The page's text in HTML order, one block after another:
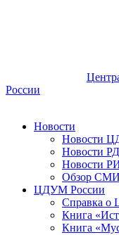
России
Новости
Новости
Новости
Новости
Обзор СМИ
ЦДУМ России
Справка о
Книга
Книга